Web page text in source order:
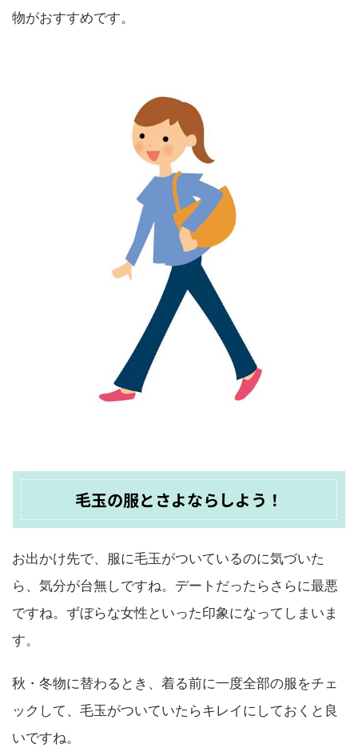
物がおすすめです。
毛玉の服とさよならしよう！
お出かけ先で、服に毛玉がついているのに気づいた
ら、気分が台無しですね。デートだったらさらに最悪
ですね。ずぼらな女性といった印象になってしまいま
す。
秋・冬物に替わるとき、着る前に一度全部の服をチェ
ックして、毛玉がついていたらキレイにしておくと良
いですね。